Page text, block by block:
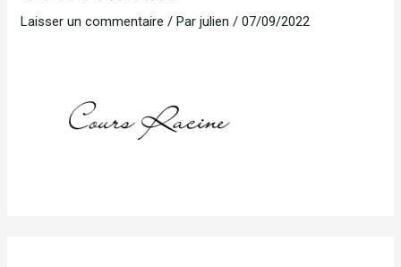
Laisser un commentaire / Parjulien /07/09/2022